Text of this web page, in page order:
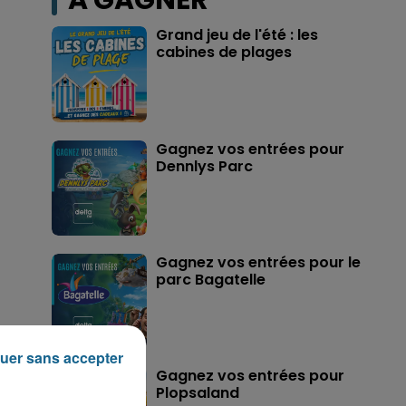
Grand jeu de l'été : les
cabines de plages
Gagnez vos entrées pour
Dennlys Parc
Gagnez vos entrées pour le
parc Bagatelle
Gagnez vos entrées pour
Plopsaland
sans accepter